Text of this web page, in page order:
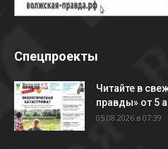
Спецпроекты
Читайте в
правды» от 5
05.08.2026 в 07:39